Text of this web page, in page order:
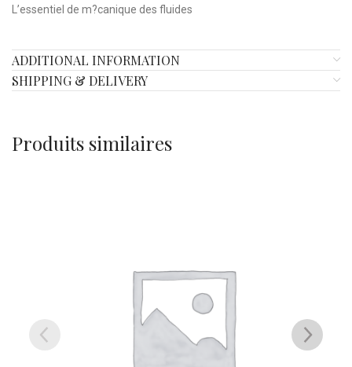
L’essentiel de m?canique des fluides
ADDITIONAL INFORMATION
SHIPPING & DELIVERY
Produits similaires